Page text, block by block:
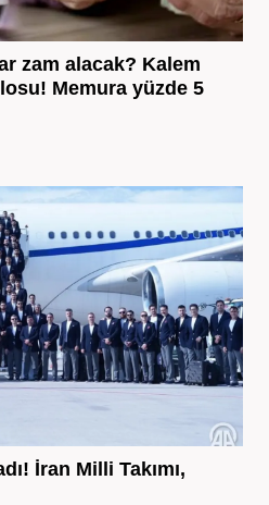
zam alacak? Kalem
Memura yüzde 5
İran Milli Takımı,